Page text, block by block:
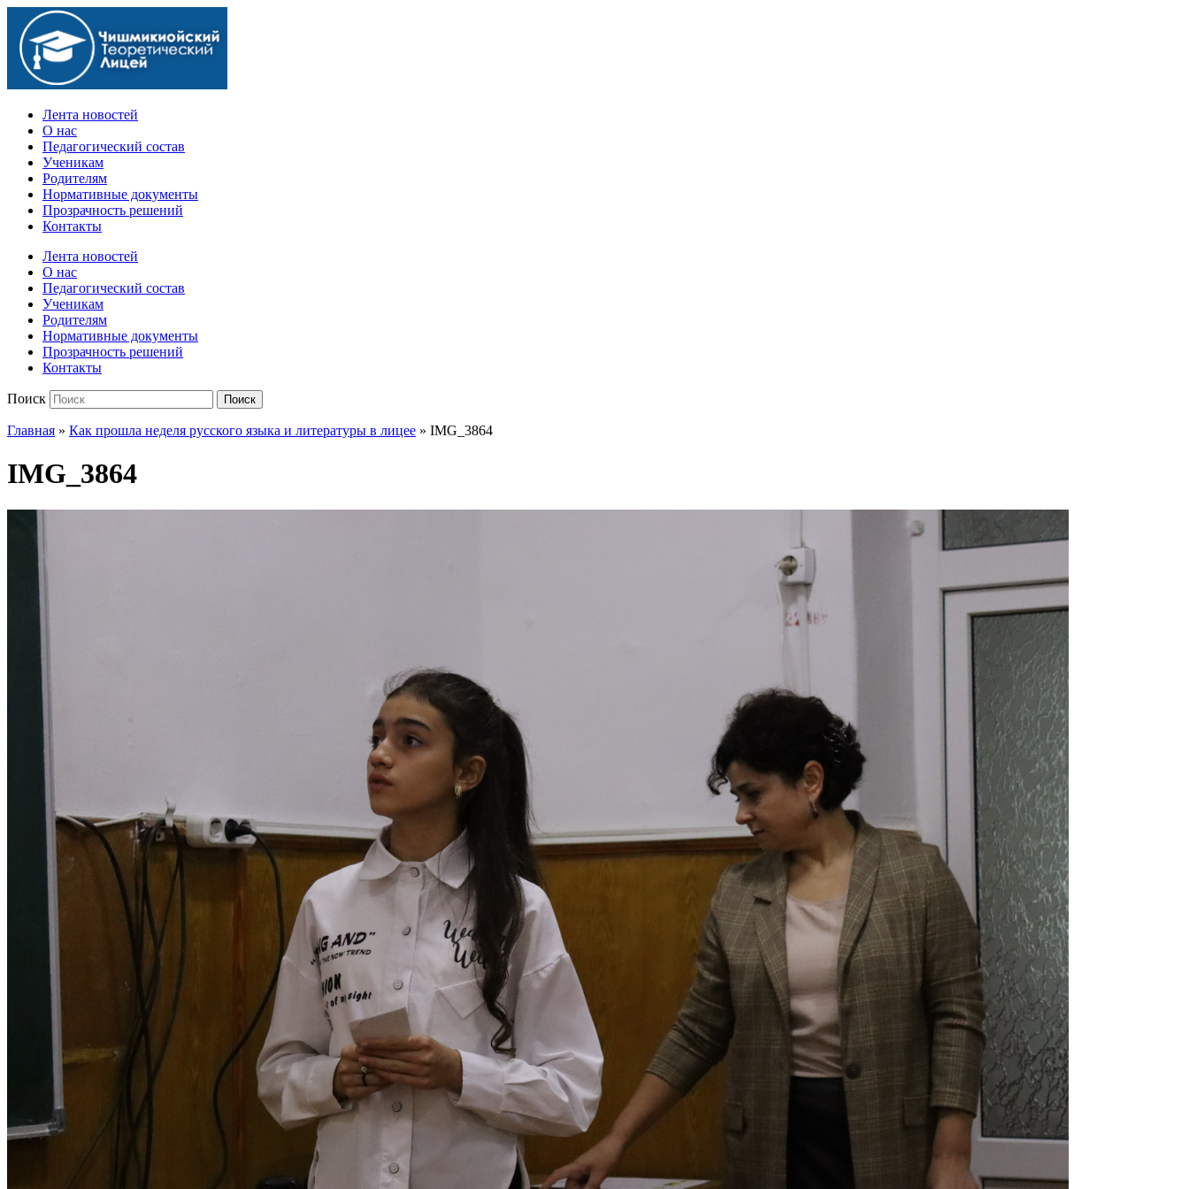
Официальный сайт учебного заведения
Лента новостей
О нас
Педагогический состав
Ученикам
Родителям
Нормативные документы
Прозрачность решений
Контакты
Лента новостей
О нас
Педагогический состав
Ученикам
Родителям
Нормативные документы
Прозрачность решений
Контакты
Поиск Поиск
Главная » Как прошла неделя русского языка и литературы в лицее » IMG_3864
IMG_3864